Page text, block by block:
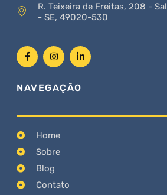
R. Teixeira de Freitas, 208 -
- SE, 49020-530
NAVEGAÇÃO
Home
Sobre
Blog
Contato